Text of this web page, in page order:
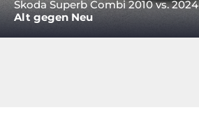
Skoda Superb Combi 2010 vs. 2024
Alt gegen Neu